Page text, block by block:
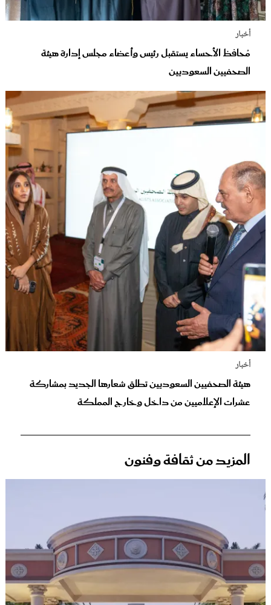
أخبار
مُحافظ الأحساء يستقبل رئيس وأعضاء مجلس إدارة هيئة
الصحفيين السعوديين
أخبار
هيئة الصحفيين السعوديين تطلق شعارها الجديد بمشاركة
عشرات الإعلاميين من داخل وخارج المملكة
المزيد من ثقافة وفنون